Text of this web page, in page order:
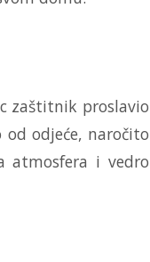
zaštitnik proslavio
odjeće, naročito
atmosfera i vedro